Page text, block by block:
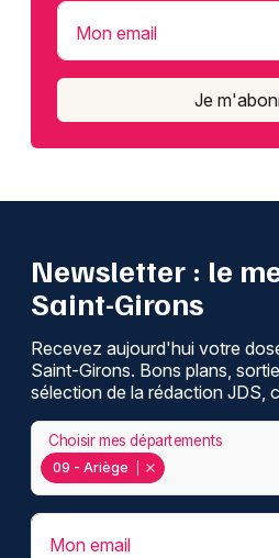
Mon email
Je
Newsletter : le
Saint-Girons
Recevez aujourd'hui votre
Saint-Girons. Bons plans,
sélection de la rédaction JDS,
09 - Ariège
Choisir mes départements
Mon email